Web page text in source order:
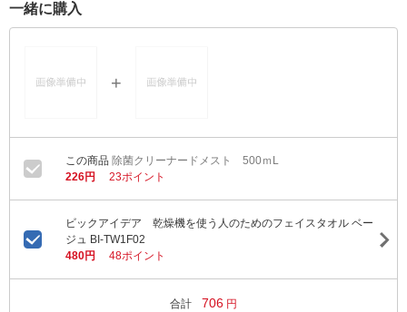
一緒に購入
除菌クリーナードメスト 500ｍL
226円
23ポイント
ビックアイデア 乾燥機を使う人のためのフェイスタオル ベー
ジュ BI-TW1F02
480円
48ポイント
合計 706 円